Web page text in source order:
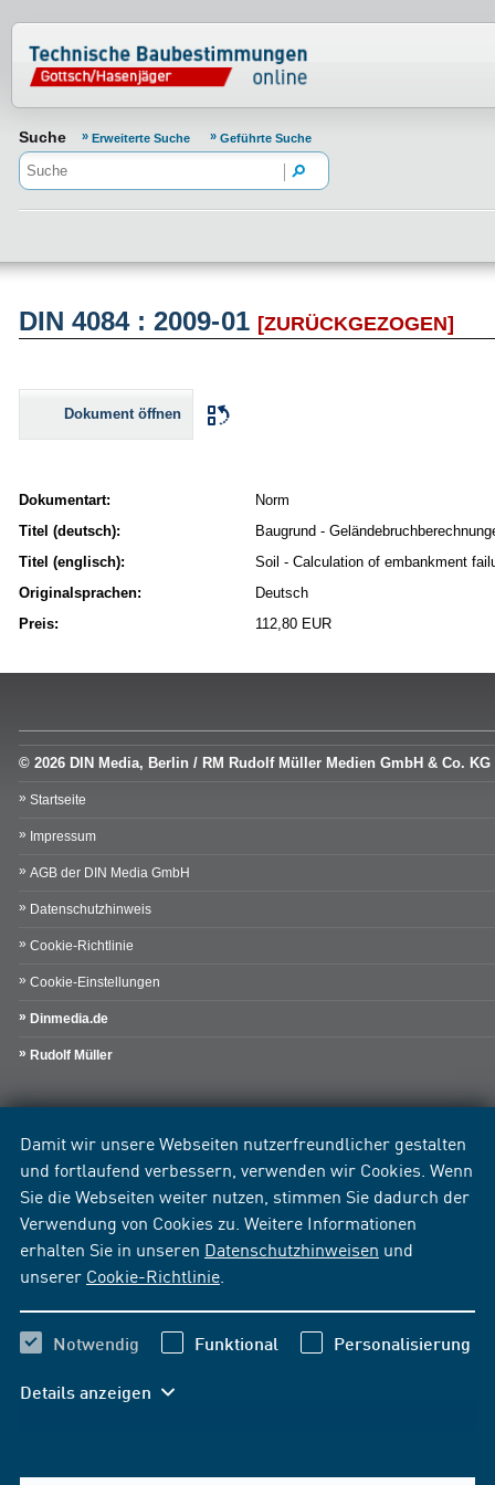
Damit wir unsere Webseiten nutzerfreundlicher gestalten
und fortlaufend verbessern, verwenden wir Cookies. Wenn
Sie die Webseiten weiter nutzen, stimmen Sie dadurch der
Verwendung von Cookies zu. Weitere Informationen
erhalten Sie in unseren Datenschutzhinweisen und
unserer Cookie-Richtlinie
Notwendig Funktional Personalisierung
Details anzeigen
Normenportal Barrierefreiheit
Suche Erweiterte Suche Geführte Suche
DIN 4084 : 2009-01 [ZURÜCKGEZOGEN]
Dokument öffnen
Dokumentart:
Norm
Titel (deutsch):
Baugrund -
Titel (englisch):
Soil - Calculation of embankment
Originalsprachen:
Deutsch
Preis:
112,80 EUR
© 2026 DIN Media, Berlin / RM Rudolf Müller Medien GmbH & Co. KG
Startseite
Impressum
AGB der DIN Media GmbH
Datenschutzhinweis
Cookie-Richtlinie
Cookie-Einstellungen
Dinmedia.de
Rudolf Müller